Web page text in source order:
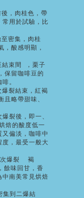
， 肉桂色， 帶
常用於試驗，比
密集 ， 肉桂
，酸感明顯，
束間 ， 栗子
保留咖啡豆的
。
爆裂結束 ， 紅褐
且略帶甜味、
爆裂後，即一、
焙的酸度低一
偏淡，咖啡中
度，最受一般大
爆裂
褐
餘味回甘，香
中南美常見烘焙
集到二爆結